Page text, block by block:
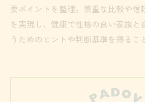
要ポイントを整理。慎重な比較や信
を実現し、健康で性格の良い家族と
うためのヒントや判断基準を得るこ